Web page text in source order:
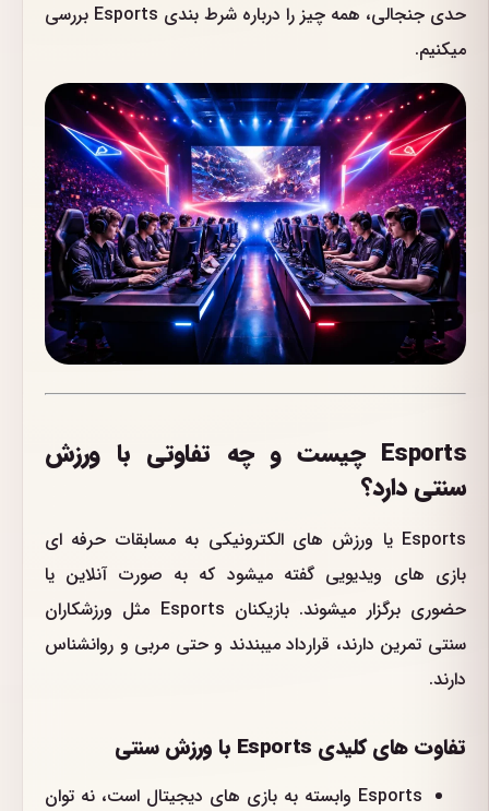
حدی جنجالی، همه چیز را درباره شرط بندی Esports بررسی
میکنیم.
Esports چیست و چه تفاوتی با ورزش
سنتی دارد؟
Esports یا ورزش های الکترونیکی به مسابقات حرفه ای
بازی های ویدیویی گفته میشود که به صورت آنلاین یا
حضوری برگزار میشوند. بازیکنان Esports مثل ورزشکاران
سنتی تمرین دارند، قرارداد میبندند و حتی مربی و روانشناس
دارند.
تفاوت های کلیدی Esports با ورزش سنتی
Esports وابسته به بازی های دیجیتال است، نه توان